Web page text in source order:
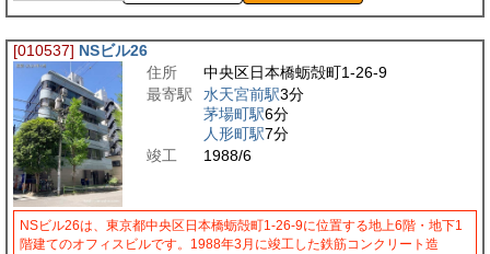
[010537] NSビル26
住所
中央区日本橋蛎殻町1-26-9
最寄駅
水天宮前駅3分
茅場町駅6分
人形町駅7分
竣工
1988/6
NSビル26は、東京都中央区日本橋蛎殻町1-26-9に位置する地上6階・地下1
階建てのオフィスビルです。1988年3月に竣工した鉄筋コンクリート造